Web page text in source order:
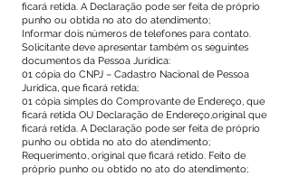
ficará retida. A Declaração pode ser feita de próprio
punho ou obtida no ato do atendimento;
Informar dois números de telefones para contato.
Solicitante deve apresentar também os seguintes
documentos da Pessoa Jurídica:
01 cópia do CNPJ – Cadastro Nacional de Pessoa
Jurídica, que ficará retida;
01 cópia simples do Comprovante de Endereço, que
ficará retida OU Declaração de Endereço,original que
ficará retida. A Declaração pode ser feita de próprio
punho ou obtida no ato do atendimento;
Requerimento, original que ficará retido. Feito de
próprio punho ou obtido no ato do atendimento;